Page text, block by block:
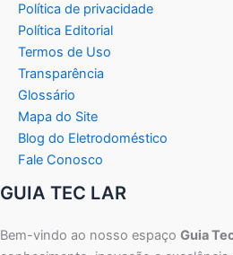
Política de privacidade
Política Editorial
Termos de Uso
Transparência
Glossário
Mapa do Site
Blog do Eletrodoméstico
Fale Conosco
GUIA TEC LAR
Bem-vindo ao nosso espaço Guia